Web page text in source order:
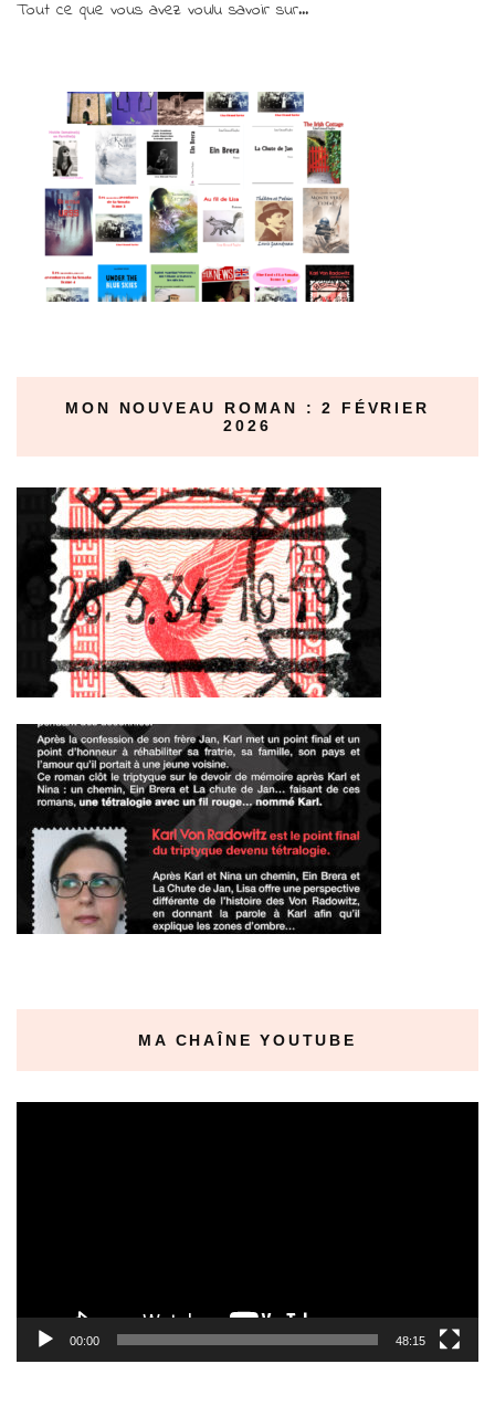
Tout ce que vous avez voulu savoir sur...
MON NOUVEAU ROMAN : 2 FÉVRIER
2026
MA CHAÎNE YOUTUBE
00:00 48:15